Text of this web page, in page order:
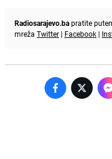
Radiosarajevo.bapratite
mreža Twitter | Facebook |